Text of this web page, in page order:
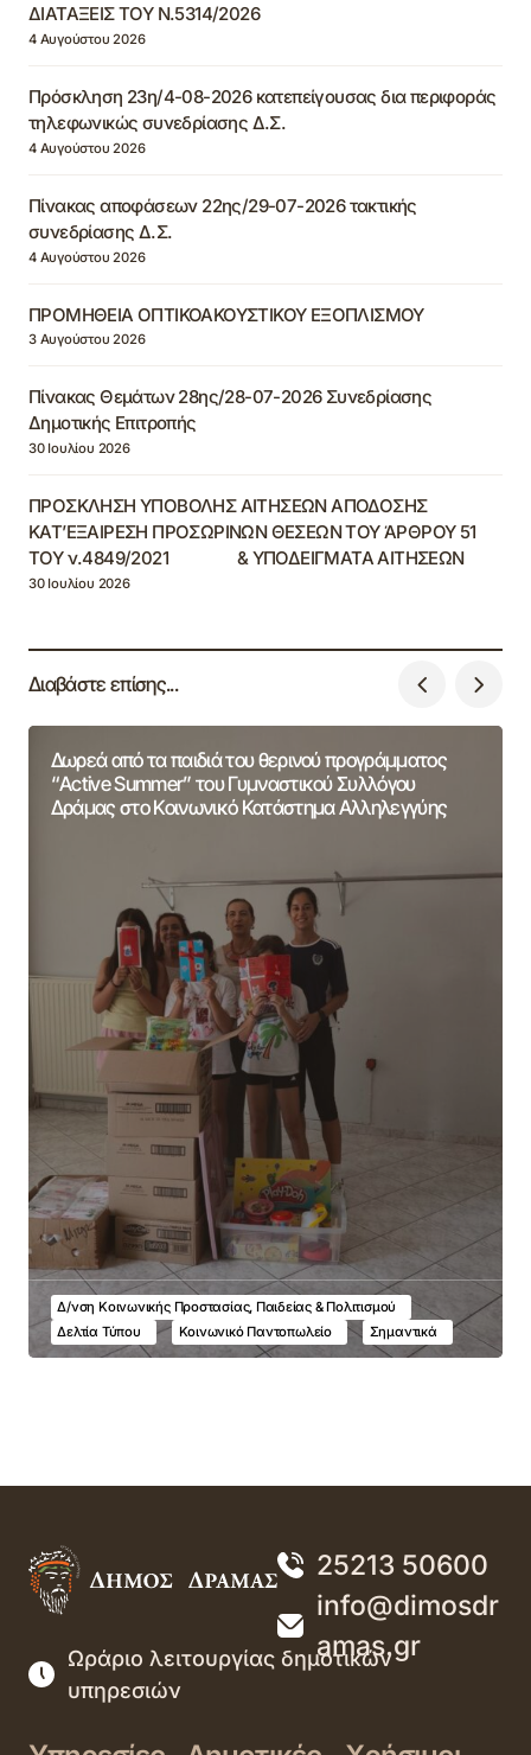
ΔΙΑΤΑΞΕΙΣ ΤΟΥ Ν.5314/2026
4 Αυγούστου 2026
Πρόσκληση 23η/4-08-2026 κατεπείγουσας δια περιφοράς
τηλεφωνικώς συνεδρίασης Δ.Σ.
4 Αυγούστου 2026
Πίνακας αποφάσεων 22ης/29-07-2026 τακτικής
συνεδρίασης Δ.Σ.
4 Αυγούστου 2026
ΠΡΟΜΗΘΕΙΑ ΟΠΤΙΚΟΑΚΟΥΣΤΙΚΟΥ ΕΞΟΠΛΙΣΜΟΥ
3 Αυγούστου 2026
Πίνακας Θεμάτων 28ης/28-07-2026 Συνεδρίασης
Δημοτικής Επιτροπής
30 Ιουλίου 2026
ΠΡΟΣΚΛΗΣΗ ΥΠΟΒΟΛΗΣ ΑΙΤΗΣΕΩΝ ΑΠΟΔΟΣΗΣ
ΚΑΤ’ΕΞΑΙΡΕΣΗ ΠΡΟΣΩΡΙΝΩΝ ΘΕΣΕΩΝ ΤΟΥ ΆΡΘΡΟΥ 51
ΤΟΥ ν.4849/2021 & ΥΠΟΔΕΙΓΜΑΤΑ ΑΙΤΗΣΕΩΝ
30 Ιουλίου 2026
Διαβάστε επίσης...
Δωρεά από τα παιδιά του θερινού προγράμματος
“Active Summer” του Γυμναστικού Συλλόγου
Δράμας στο Κοινωνικό Κατάστημα Αλληλεγγύης
Δ/νση Κοινωνικής Προστασίας, Παιδείας & Πολιτισμού
Δελτία Τύπου
Κοινωνικό Παντοπωλείο Σημαντικά
25213 50600
info@dimosdr
amas.gr
Ωράριο λειτουργίας δημοτικών
υπηρεσιών